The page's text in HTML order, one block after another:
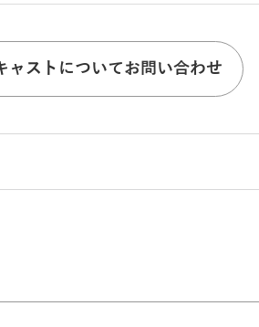
ャストについてお問い合わせ